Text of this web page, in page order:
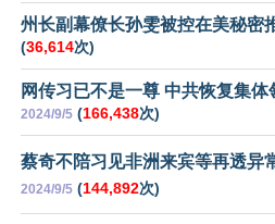
州长副幕僚长孙雯被控在美秘密
(36,614次)
网传习已不是一尊 中共恢复集体
2024/9/5 (166,438次)
蔡奇不陪习见非洲来宾等再透异
2024/9/5 (144,892次)